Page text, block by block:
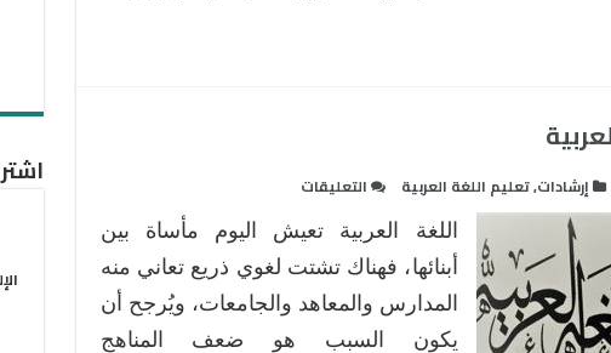
مغلقة
إرشادات,تعليم اللغة العربية التعليقات
نطق
الأصوات
العربية
مغلقة
اللغة العربية تعيش اليوم مأساة بين
أبنائها، فهناك تشتت لغوي ذريع تعاني منه
المدارس والمعاهد والجامعات، ويُرجح أن
يكون السبب هو ضعف المناهج